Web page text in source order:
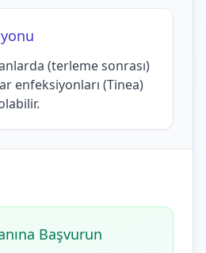
(terleme sonrası)
enfeksiyonları (Tinea)
Başvurun